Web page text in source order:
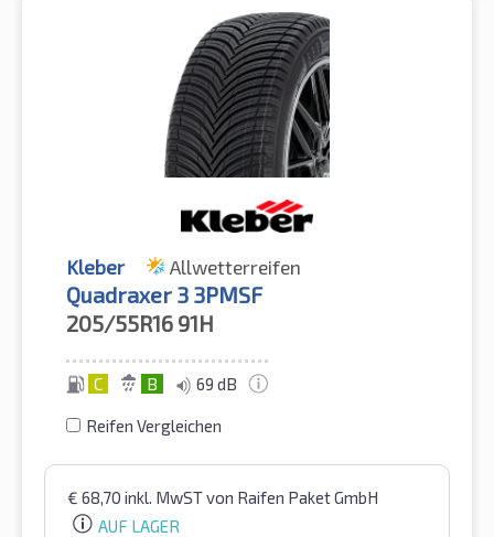
Kleber Allwetterreifen
Quadraxer 3 3PMSF
205/55R16 91H
C B 69 dB
Reifen Vergleichen
€ 68,70 inkl. MwSTvon Raifen Paket GmbH
AUF LAGER